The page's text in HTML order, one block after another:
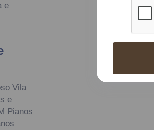
e
Vila
e
Pianos